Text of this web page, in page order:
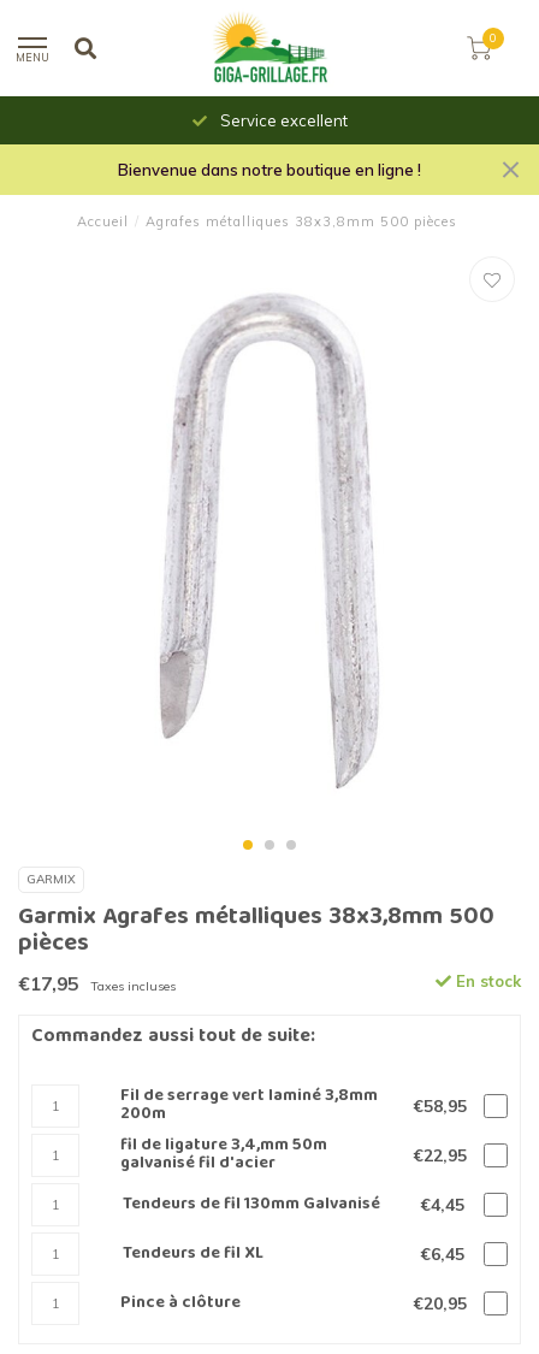
MENU
0
Service excellent
Bienvenue dans notre boutique en ligne !
Accueil / Agrafes métalliques 38x3,8mm 500 pièces
GARMIX
Garmix Agrafes métalliques 38x3,8mm 500
pièces
€17,95 Taxes incluses En stock
Commandez aussi tout de suite:
Fil de serrage vert laminé 3,8mm
200m €58,95
fil de ligature 3,4,mm 50m
galvanisé fil d'acier €22,95
Tendeurs de fil 130mm Galvanisé €4,45
Tendeurs de fil XL €6,45
Pince à clôture €20,95